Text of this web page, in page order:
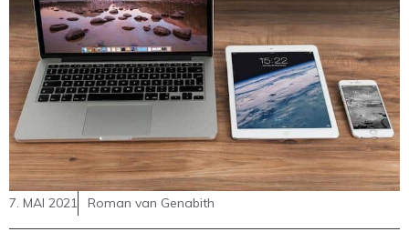
7. MAI 2021 Roman van Genabith